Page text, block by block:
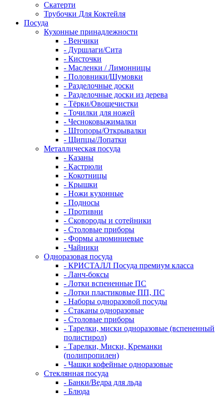
Скатерти
Трубочки Для Коктейля
Посуда
Кухонные принадлежности
- Венчики
- Дуршлаги/Сита
- Кисточки
- Масленки / Лимонницы
- Половники/Шумовки
- Разделочные доски
- Разделочные доски из дерева
- Тёрки/Овощечистки
- Точилки для ножей
- Чесноковыжималки
- Штопоры/Открывалки
- Щипцы/Лопатки
Металлическая посуда
- Казаны
- Кастрюли
- Кокотницы
- Крышки
- Ножи кухонные
- Подносы
- Противни
- Сковороды и сотейники
- Столовые приборы
- Формы алюминиевые
- Чайники
Одноразовая посуда
- КРИСТАЛЛ Посуда премиум класса
- Ланч-боксы
- Лотки вспененные ПС
- Лотки пластиковые ПП, ПС
- Наборы одноразовой посуды
- Стаканы одноразовые
- Столовые приборы
- Тарелки, миски одноразовые (вспененный
полистирол)
- Тарелки, Миски, Креманки
(полипропилен)
- Чашки кофейные одноразовые
Стеклянная посуда
- Банки/Ведра для льда
- Блюда